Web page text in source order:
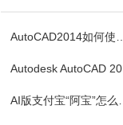
AutoCAD2014如何使用图案填充
Autodesk AutoCAD 2014安装教程
AI版支付宝“阿宝”怎么用？右滑切换方法与内测邀请码获取指南